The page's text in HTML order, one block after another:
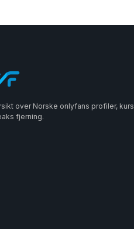
over Norske onlyfans profiler, kurs
fjerning.